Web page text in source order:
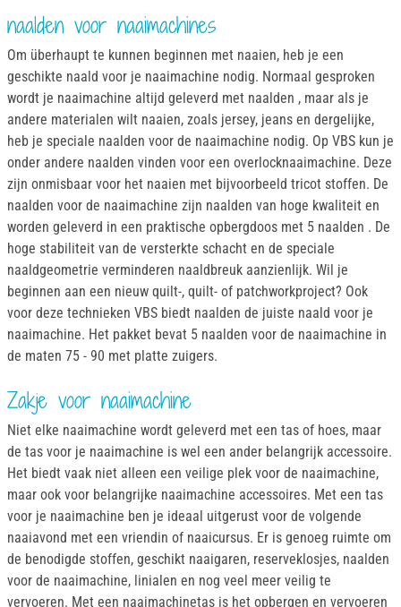
naalden voor naaimachines
Om überhaupt te kunnen beginnen met naaien, heb je een
geschikte naald voor je naaimachine nodig. Normaal gesproken
wordt je naaimachine altijd geleverd met naalden , maar als je
andere materialen wilt naaien, zoals jersey, jeans en dergelijke,
heb je speciale naalden voor de naaimachine nodig. Op VBS kun je
onder andere naalden vinden voor een overlocknaaimachine. Deze
zijn onmisbaar voor het naaien met bijvoorbeeld tricot stoffen. De
naalden voor de naaimachine zijn naalden van hoge kwaliteit en
worden geleverd in een praktische opbergdoos met 5 naalden . De
hoge stabiliteit van de versterkte schacht en de speciale
naaldgeometrie verminderen naaldbreuk aanzienlijk. Wil je
beginnen aan een nieuw quilt-, quilt- of patchworkproject? Ook
voor deze technieken VBS biedt naalden de juiste naald voor je
naaimachine. Het pakket bevat 5 naalden voor de naaimachine in
de maten 75 - 90 met platte zuigers.
Zakje voor naaimachine
Niet elke naaimachine wordt geleverd met een tas of hoes, maar
de tas voor je naaimachine is wel een ander belangrijk accessoire.
Het biedt vaak niet alleen een veilige plek voor de naaimachine,
maar ook voor belangrijke naaimachine accessoires. Met een tas
voor je naaimachine ben je ideaal uitgerust voor de volgende
naaiavond met een vriendin of naaicursus. Er is genoeg ruimte om
de benodigde stoffen, geschikt naaigaren, reserveklosjes, naalden
voor de naaimachine, linialen en nog veel meer veilig te
vervoeren. Met een naaimachinetas is het opbergen en vervoeren